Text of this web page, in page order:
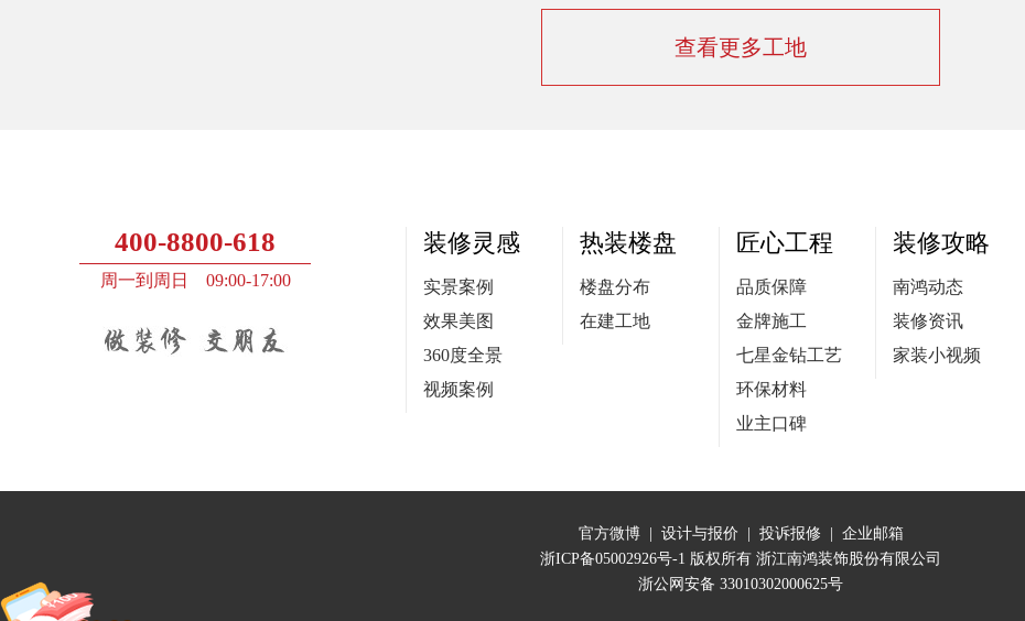
查看更多工地
400-8800-618
周一到周日 09:00-17:00
装修灵感
实景案例
效果美图
360度全景
视频案例
热装楼盘
楼盘分布
在建工地
匠心工程
品质保障
金牌施工
七星金钻工艺
环保材料
业主口碑
装修攻略
南鸿动态
装修资讯
家装小视频
官方微博 设计与报价 投诉报修
企业邮箱
浙ICP备05002926号-1 版权所有 浙江南鸿装饰股份有限公司
浙公网安备 33010302000625号